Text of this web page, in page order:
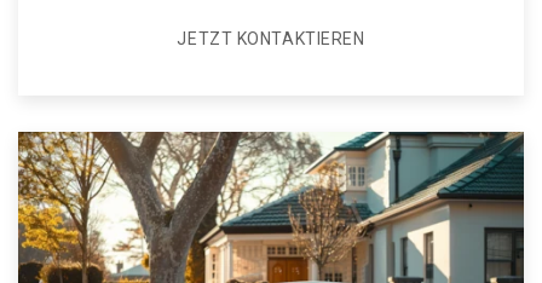
JETZT KONTAKTIEREN